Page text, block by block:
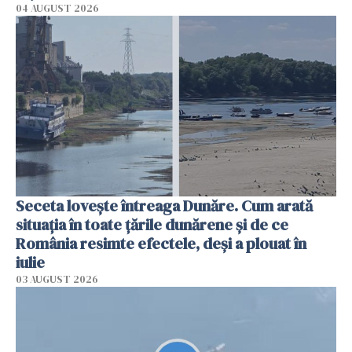
04 AUGUST 2026
Seceta lovește întreaga Dunăre. Cum arată
situația în toate țările dunărene și de ce
România resimte efectele, deși a plouat în
iulie
03 AUGUST 2026